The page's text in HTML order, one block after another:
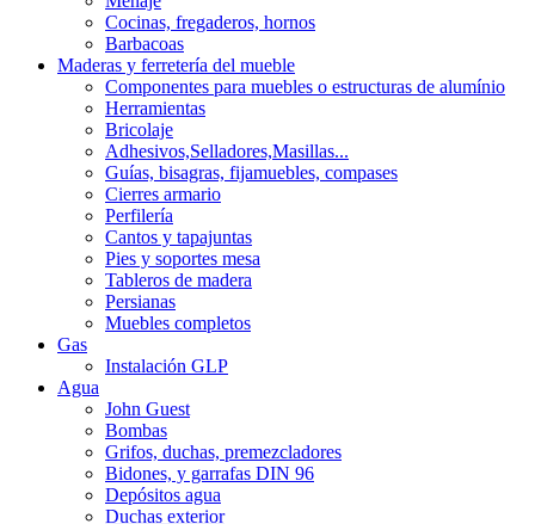
Cocinas, fregaderos, hornos
Barbacoas
Maderas y ferretería del mueble
Componentes para muebles o estructuras de alumínio
Herramientas
Bricolaje
Adhesivos,Selladores,Masillas...
Guías, bisagras, fijamuebles, compases
Cierres armario
Perfilería
Cantos y tapajuntas
Pies y soportes mesa
Tableros de madera
Persianas
Muebles completos
Gas
Instalación GLP
Agua
John Guest
Bombas
Grifos, duchas, premezcladores
Bidones, y garrafas DIN 96
Depósitos agua
Duchas exterior